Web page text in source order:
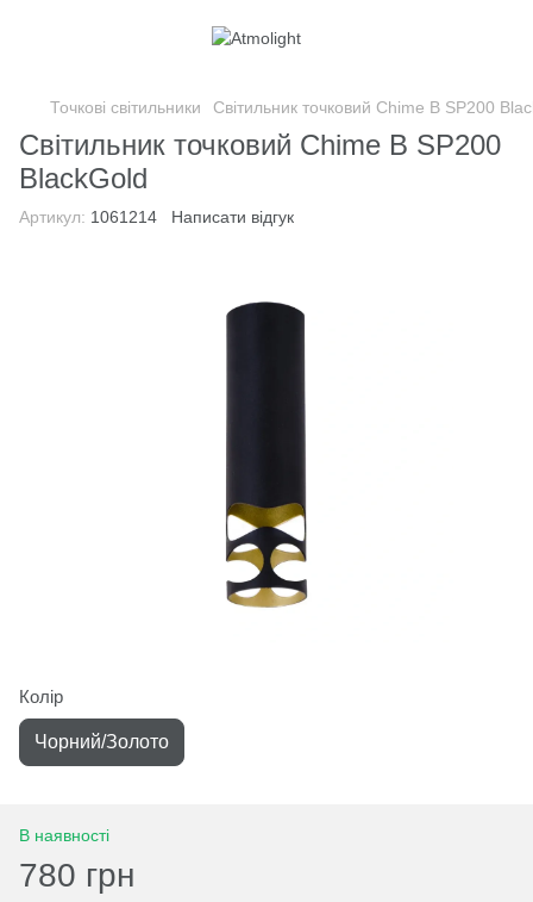
Точкові світильники Світильник точковий Chime B SP200
Світильник точковий Chime B SP200
BlackGold
Артикул: 1061214 Написати відгук
Колір
Чорний/Золото
В наявності
780 грн